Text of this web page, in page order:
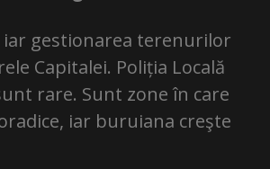
iar gestionarea terenurilor
Capitalei. Poliția Locală
rare. Sunt zone în care
iar buruiana creşte